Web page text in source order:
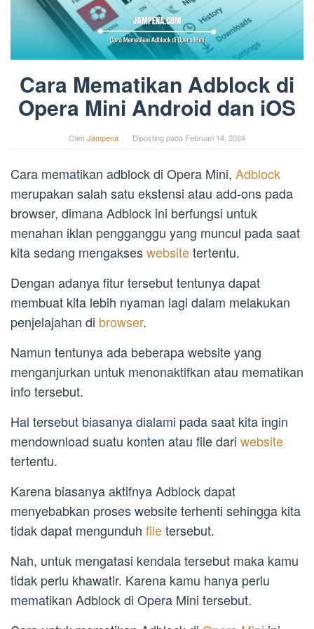
Cara Mematikan Adblock di
Opera Mini Android dan iOS
OlehJampena Diposting pada Februari 14, 2024
Cara mematikan adblock di Opera Mini, Adblock
merupakan salah satu ekstensi atau add-ons pada
browser, dimana Adblock ini berfungsi untuk
menahan iklan pengganggu yang muncul pada saat
kita sedang mengakseswebsitetertentu.
Dengan adanya fitur tersebut tentunya dapat
membuat kita lebih nyaman lagi dalam melakukan
penjelajahan di browser.
Namun tentunya ada beberapa website yang
menganjurkan untuk menonaktifkan atau mematikan
info tersebut.
Hal tersebut biasanya dialami pada saat kita ingin
mendownload suatu konten atau file dari website
tertentu.
Karena biasanya aktifnya Adblock dapat
menyebabkan proses website terhenti sehingga kita
tidak dapat mengunduh filetersebut.
Nah, untuk mengatasi kendala tersebut maka kamu
tidak perlu khawatir. Karena kamu hanya perlu
mematikan Adblock di Opera Mini tersebut.